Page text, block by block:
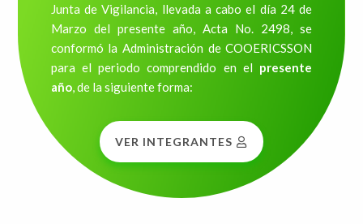
Junta de Vigilancia, llevada a cabo el día 24 de
Marzo del presente año, Acta No. 2498, se
conformó la Administración de COOERICSSON
para el periodo comprendido en el presente
año, de la siguiente forma:
VER INTEGRANTES